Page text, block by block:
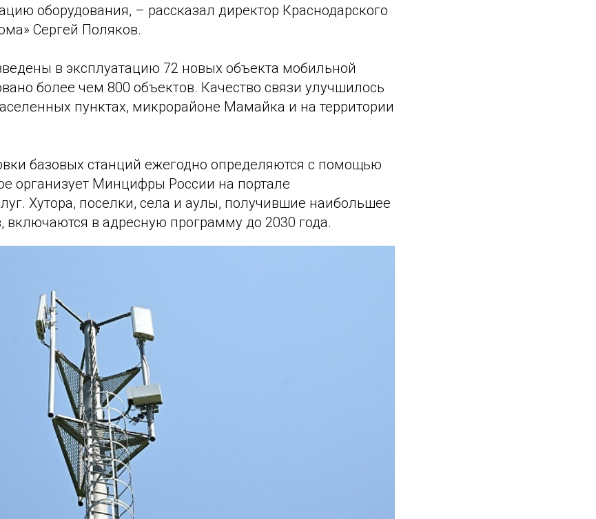
оборудования, – рассказал директор Краснодарского
Сергей Поляков.
в эксплуатацию 72 новых объекта мобильной
более чем 800 объектов. Качество связи улучшилось
пунктах, микрорайоне Мамайка и на территории
базовых станций ежегодно определяются с помощью
организует Минцифры России на портале
Хутора, поселки, села и аулы, получившие наибольшее
включаются в адресную программу до 2030 года.